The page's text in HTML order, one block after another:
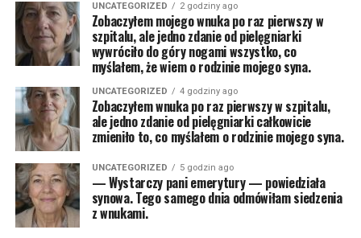
UNCATEGORIZED 2 godziny ago
Zobaczyłem mojego wnuka po raz pierwszy w
szpitalu, ale jedno zdanie od pielęgniarki
wywróciło do góry nogami wszystko, co
myślałem, że wiem o rodzinie mojego syna.
UNCATEGORIZED 4 godziny ago
Zobaczyłem wnuka po raz pierwszy w szpitalu,
ale jedno zdanie od pielęgniarki całkowicie
zmieniło to, co myślałem o rodzinie mojego syna.
UNCATEGORIZED 5 godzin ago
— Wystarczy pani emerytury — powiedziała
synowa. Tego samego dnia odmówiłam siedzenia
z wnukami.